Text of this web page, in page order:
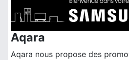
Aqara
Aqara nous propose des